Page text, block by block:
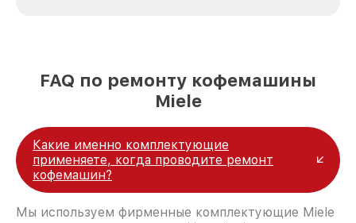
Краснодаре, постоянно повышая уровень
доверия и лояльности наших клиентов.
FAQ по ремонту кофемашины
Miele
Какие именно комплектующие
применяете, когда проводите ремонт
кофемашин?
Мы используем фирменные комплектующие Miele